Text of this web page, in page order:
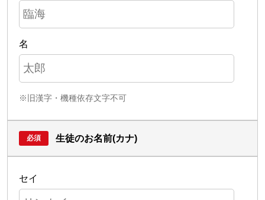
名
※旧漢字・機種依存文字不可
生徒のお名前(カナ)
セイ